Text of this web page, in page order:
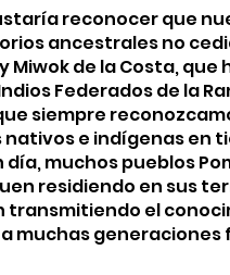
reconocer que
ancestrales no
Miwok de la Costa, que
Federados de la
siempre
e indígenas en
muchos pueblos
residiendo en sus
transmitiendo el
muchas generaciones